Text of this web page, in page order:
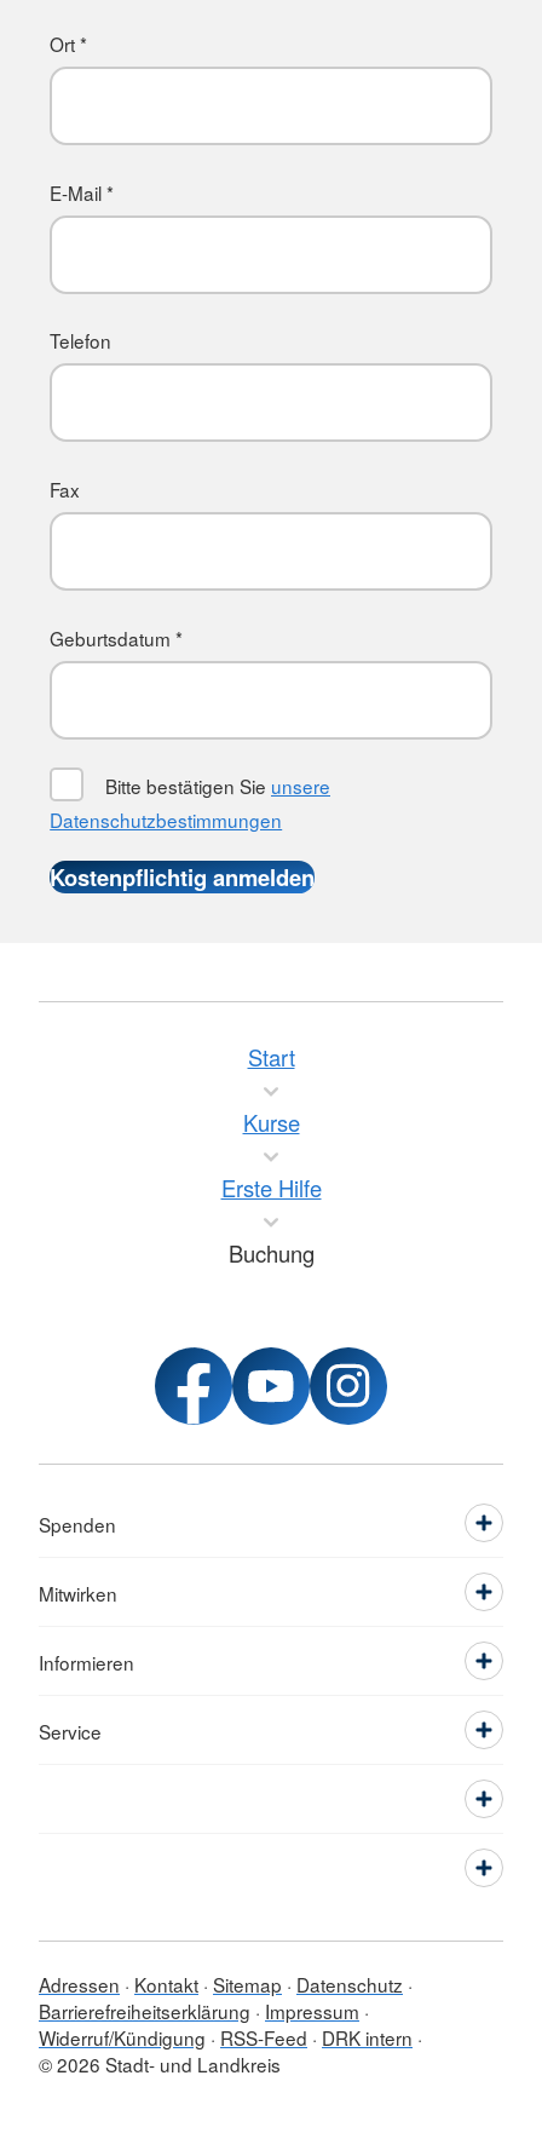
Ort *
E-Mail *
Telefon
Fax
Geburtsdatum *
Bitte bestätigen Sie unsere
Datenschutzbestimmungen
Start
Kurse
Erste Hilfe
Buchung
Spenden
Mitwirken
Informieren
Service
Adressen Kontakt Sitemap
Datenschutz
Barrierefreiheitserklärung
Impressum
Widerruf/Kündigung
RSS-Feed
DRK intern
© 2026 Stadt- und Landkreis